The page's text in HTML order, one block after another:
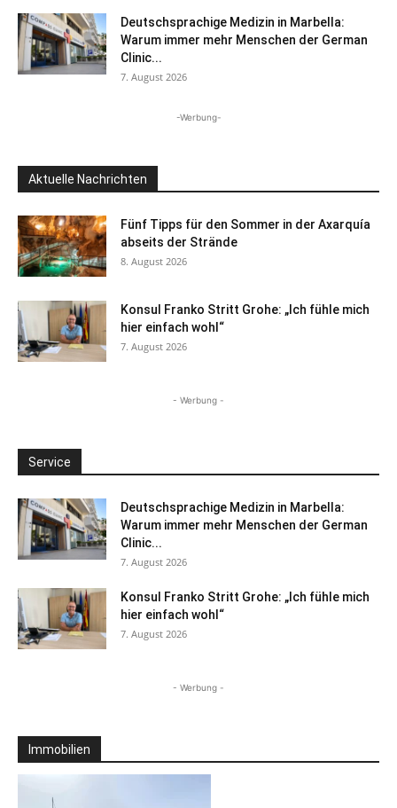
Deutschsprachige Medizin in Marbella:
Warum immer mehr Menschen der German
Clinic...
7. August 2026
-Werbung-
Aktuelle Nachrichten
Fünf Tipps für den Sommer in der Axarquía
abseits der Strände
8. August 2026
Konsul Franko Stritt Grohe: „Ich fühle mich
hier einfach wohl“
7. August 2026
- Werbung -
Service
Deutschsprachige Medizin in Marbella:
Warum immer mehr Menschen der German
Clinic...
7. August 2026
Konsul Franko Stritt Grohe: „Ich fühle mich
hier einfach wohl“
7. August 2026
- Werbung -
Immobilien